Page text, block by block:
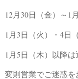
12月 30日（金）～ 1 月
1 月 3 日（火）・ 4日
1 月 5 日（木）以降は
変則営業でご迷惑